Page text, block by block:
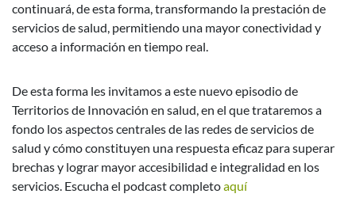
continuará, de esta forma, transformando la prestación de
servicios de salud, permitiendo una mayor conectividad y
acceso a información en tiempo real.
De esta forma les invitamos a este nuevo episodio de
Territorios de Innovación en salud, en el que trataremos a
fondo los aspectos centrales de las redes de servicios de
salud y cómo constituyen una respuesta eficaz para superar
brechas y lograr mayor accesibilidad e integralidad en los
servicios. Escucha el podcast completoaquí